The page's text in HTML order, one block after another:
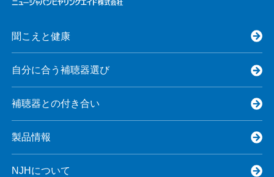
聞こえと健康
自分に合う補聴器選び
補聴器との付き合い
製品情報
NJHについて